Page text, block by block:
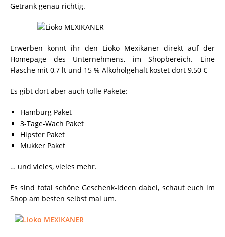
Getränk genau richtig.
Erwerben könnt ihr den Lioko Mexikaner direkt auf der
Homepage des Unternehmens, im Shopbereich. Eine
Flasche mit 0,7 lt und 15 % Alkoholgehalt kostet dort 9,50 €
Es gibt dort aber auch tolle Pakete:
Hamburg Paket
3-Tage-Wach Paket
Hipster Paket
Mukker Paket
… und vieles, vieles mehr.
Es sind total schöne Geschenk-Ideen dabei, schaut euch im
Shop am besten selbst mal um.